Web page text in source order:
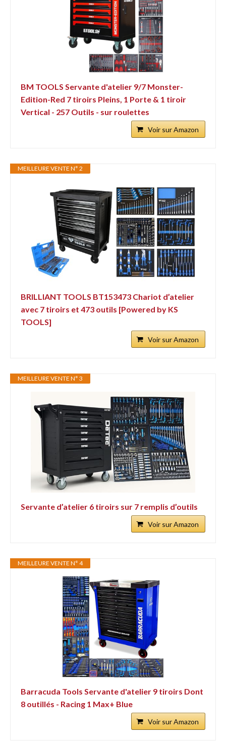
BM TOOLS Servante d'atelier 9/7 Monster-
Edition-Red 7 tiroirs Pleins, 1 Porte & 1 tiroir
Vertical - 257 Outils - sur roulettes
Voir sur Amazon
MEILLEURE VENTE N° 2
BRILLIANT TOOLS BT153473 Chariot d’atelier
avec 7 tiroirs et 473 outils [Powered by KS
TOOLS]
Voir sur Amazon
MEILLEURE VENTE N° 3
Servante d’atelier 6 tiroirs sur 7 remplis d’outils
Voir sur Amazon
MEILLEURE VENTE N° 4
Barracuda Tools Servante d'atelier 9 tiroirs Dont
8 outillés - Racing 1 Max+ Blue
Voir sur Amazon